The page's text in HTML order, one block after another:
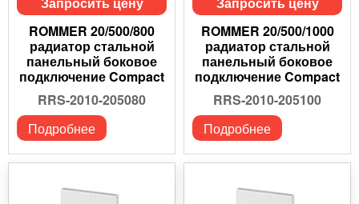
ROMMER 20/500/800
радиатор стальной
панельный боковое
подключение Compact
RRS-2010-205080
Подробнее
ROMMER 20/500/1000
радиатор стальной
панельный боковое
подключение Compact
RRS-2010-205100
Подробнее